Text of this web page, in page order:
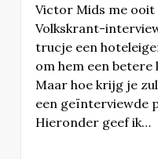
Victor Mids me ooit
Volkskrant-
trucje een
om hem een betere
Maar hoe krijg je
een geïnterviewde
Hieronder geef ik…